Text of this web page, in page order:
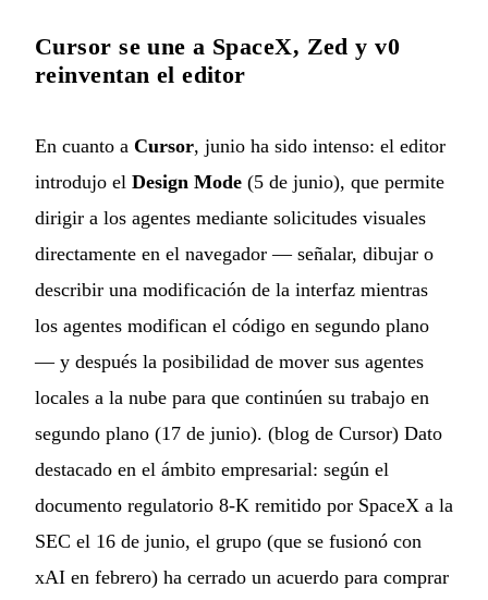
Cursor se une a SpaceX, Zed y v0
reinventan el editor
En cuanto a Cursor, junio ha sido intenso: el editor
introdujo el Design Mode (5 de junio), que permite
dirigir a los agentes mediante solicitudes visuales
directamente en el navegador — señalar, dibujar o
describir una modificación de la interfaz mientras
los agentes modifican el código en segundo plano
— y después la posibilidad de mover sus agentes
locales a la nube para que continúen su trabajo en
segundo plano (17 de junio). (blog de Cursor) Dato
destacado en el ámbito empresarial: según el
documento regulatorio 8-K remitido por SpaceX a la
SEC el 16 de junio, el grupo (que se fusionó con
xAI en febrero) ha cerrado un acuerdo para comprar